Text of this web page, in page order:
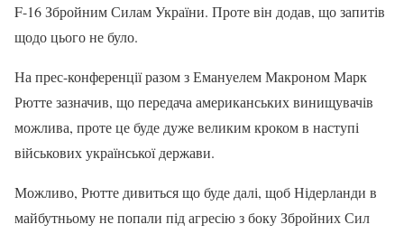
F-16 Збройним Силам України. Проте він додав, що запитів
щодо цього не було.
На прес-конференції разом з Емануелем Макроном Марк
Рютте зазначив, що передача американських винищувачів
можлива, проте це буде дуже великим кроком в наступі
військових української держави.
Можливо, Рютте дивиться що буде далі, щоб Нідерланди в
майбутньому не попали під агресію з боку Збройних Сил